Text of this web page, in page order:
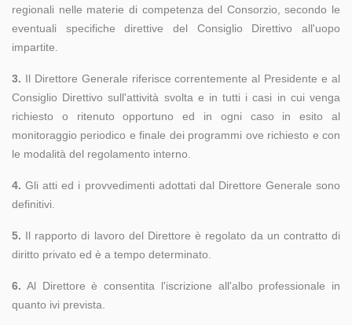
regionali nelle materie di competenza del Consorzio, secondo le
eventuali specifiche direttive del Consiglio Direttivo all'uopo
impartite.
3. Il Direttore Generale riferisce correntemente al Presidente e al
Consiglio Direttivo sull'attività svolta e in tutti i casi in cui venga
richiesto o ritenuto opportuno ed in ogni caso in esito al
monitoraggio periodico e finale dei programmi ove richiesto e con
le modalità del regolamento interno.
4. Gli atti ed i provvedimenti adottati dal Direttore Generale sono
definitivi.
5. Il rapporto di lavoro del Direttore è regolato da un contratto di
diritto privato ed è a tempo determinato.
6. Al Direttore è consentita l'iscrizione all'albo professionale in
quanto ivi prevista.